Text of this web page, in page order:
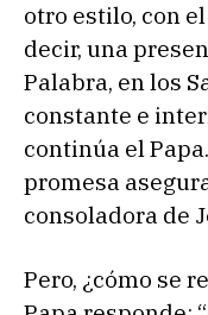
otro estilo, con
decir, una
Palabra, en los
constante e
continúa el
promesa
consoladora de
Pero, ¿cómo se